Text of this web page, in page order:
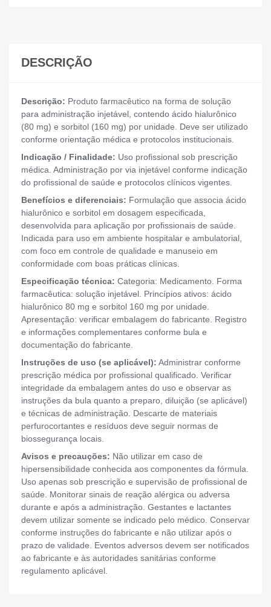
DESCRIÇÃO
Descrição: Produto farmacêutico na forma de solução
para administração injetável, contendo ácido hialurônico
(80 mg) e sorbitol (160 mg) por unidade. Deve ser utilizado
conforme orientação médica e protocolos institucionais.
Indicação / Finalidade: Uso profissional sob prescrição
médica. Administração por via injetável conforme indicação
do profissional de saúde e protocolos clínicos vigentes.
Benefícios e diferenciais: Formulação que associa ácido
hialurônico e sorbitol em dosagem especificada,
desenvolvida para aplicação por profissionais de saúde.
Indicada para uso em ambiente hospitalar e ambulatorial,
com foco em controle de qualidade e manuseio em
conformidade com boas práticas clínicas.
Especificação técnica: Categoria: Medicamento. Forma
farmacêutica: solução injetável. Princípios ativos: ácido
hialurônico 80 mg e sorbitol 160 mg por unidade.
Apresentação: verificar embalagem do fabricante. Registro
e informações complementares conforme bula e
documentação do fabricante.
Instruções de uso (se aplicável): Administrar conforme
prescrição médica por profissional qualificado. Verificar
integridade da embalagem antes do uso e observar as
instruções da bula quanto a preparo, diluição (se aplicável)
e técnicas de administração. Descarte de materiais
perfurocortantes e resíduos deve seguir normas de
biossegurança locais.
Avisos e precauções: Não utilizar em caso de
hipersensibilidade conhecida aos componentes da fórmula.
Uso apenas sob prescrição e supervisão de profissional de
saúde. Monitorar sinais de reação alérgica ou adversa
durante e após a administração. Gestantes e lactantes
devem utilizar somente se indicado pelo médico. Conservar
conforme instruções do fabricante e não utilizar após o
prazo de validade. Eventos adversos devem ser notificados
ao fabricante e às autoridades sanitárias conforme
regulamento aplicável.